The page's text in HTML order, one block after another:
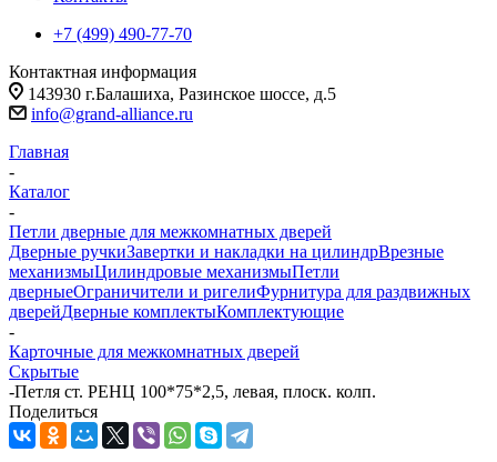
+7 (499) 490-77-70
Контактная информация
143930 г.Балашиха, Разинское шоссе, д.5
info@grand-alliance.ru
Главная
-
Каталог
-
Петли дверные для межкомнатных дверей
Дверные ручкиЗавертки и накладки на цилиндрВрезные
механизмыЦилиндровые механизмыПетли
дверныеОграничители и ригелиФурнитура для раздвижных
дверейДверные комплектыКомплектующие
-
Карточные для межкомнатных дверей
Скрытые
-Петля ст. РЕНЦ 100*75*2,5, левая, плоск. колп.
Поделиться